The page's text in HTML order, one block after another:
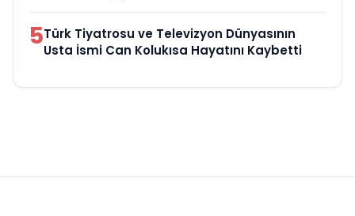
5Türk Tiyatrosu ve Televizyon Dünyasının
Usta İsmi Can Kolukısa Hayatını Kaybetti